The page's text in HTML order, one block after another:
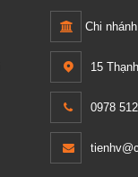
Chi
15
0978